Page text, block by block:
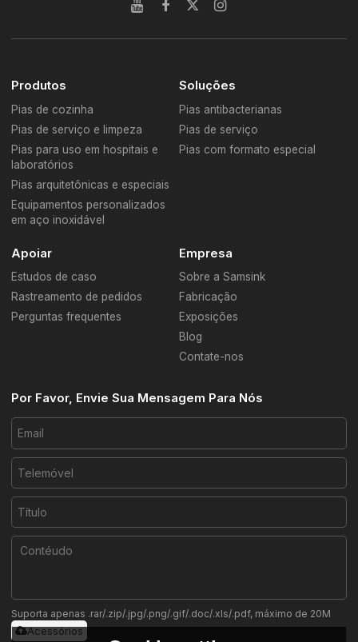
Produtos
Pias de cozinha
Pias de serviço e limpeza
Pias para uso em hospitais e
laboratórios
Pias arquitetônicas e especiais
Equipamentos personalizados
em aço inoxidável
Soluções
Pias antibacterianas
Pias de serviço
Pias com formato especial
Apoiar
Estudos de caso
Rastreamento de pedidos
Perguntas frequentes
Empresa
Sobre a Samsink
Fabricação
Exposições
Blog
Contate-nos
Por Favor, Envie Sua Mensagem Para Nós
Suporta apenas .rar/.zip/.jpg/.png/.gif/.doc/.xls/.pdf, máximo de 20M
Acessórios